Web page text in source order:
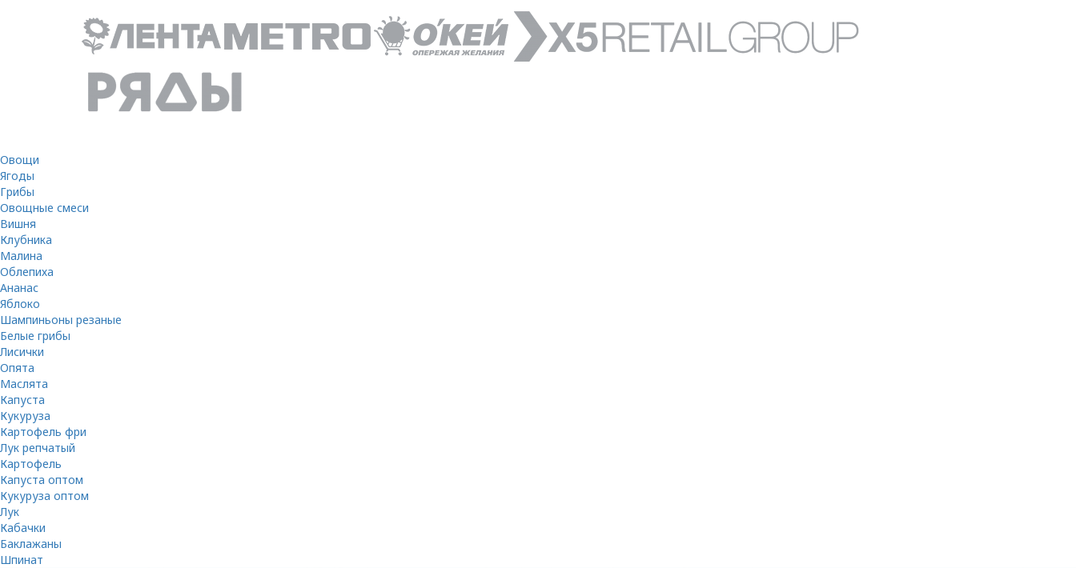
Овощи
Ягоды
Грибы
Овощные смеси
Вишня
Клубника
Малина
Облепиха
Ананас
Яблоко
Шампиньоны резаные
Белые грибы
Лисички
Опята
Маслята
Капуста
Кукуруза
Картофель фри
Лук репчатый
Картофель
Капуста оптом
Кукуруза оптом
Лук
Кабачки
Баклажаны
Шпинат